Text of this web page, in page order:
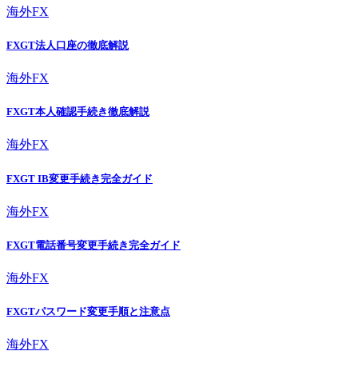
海外FX
FXGT法人口座の徹底解説
海外FX
FXGT本人確認手続き徹底解説
海外FX
FXGT IB変更手続き完全ガイド
海外FX
FXGT電話番号変更手続き完全ガイド
海外FX
FXGTパスワード変更手順と注意点
海外FX